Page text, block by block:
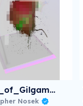
Tears_of_Gilgamesh_T
Nosek